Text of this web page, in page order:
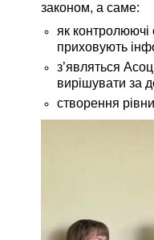
законом, а саме:
як контролюючі
приховують
з’являться
вирішувати за
створення